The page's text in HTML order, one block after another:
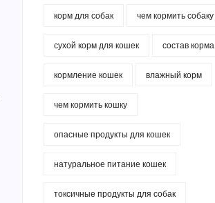
корм для собак чем кормить собаку
сухой корм для кошек состав корма
кормление кошек влажный корм
чем кормить кошку
опасные продукты для кошек
натуральное питание кошек
токсичные продукты для собак